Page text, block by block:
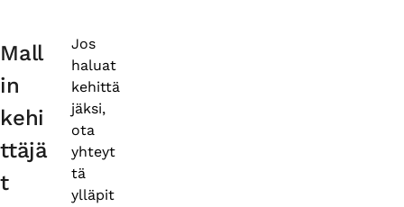
Primary
tabs
Mall
in
kehi
ttäjä
t
Jos
haluat
kehittä
jäksi,
ota
yhteyt
tä
ylläpit